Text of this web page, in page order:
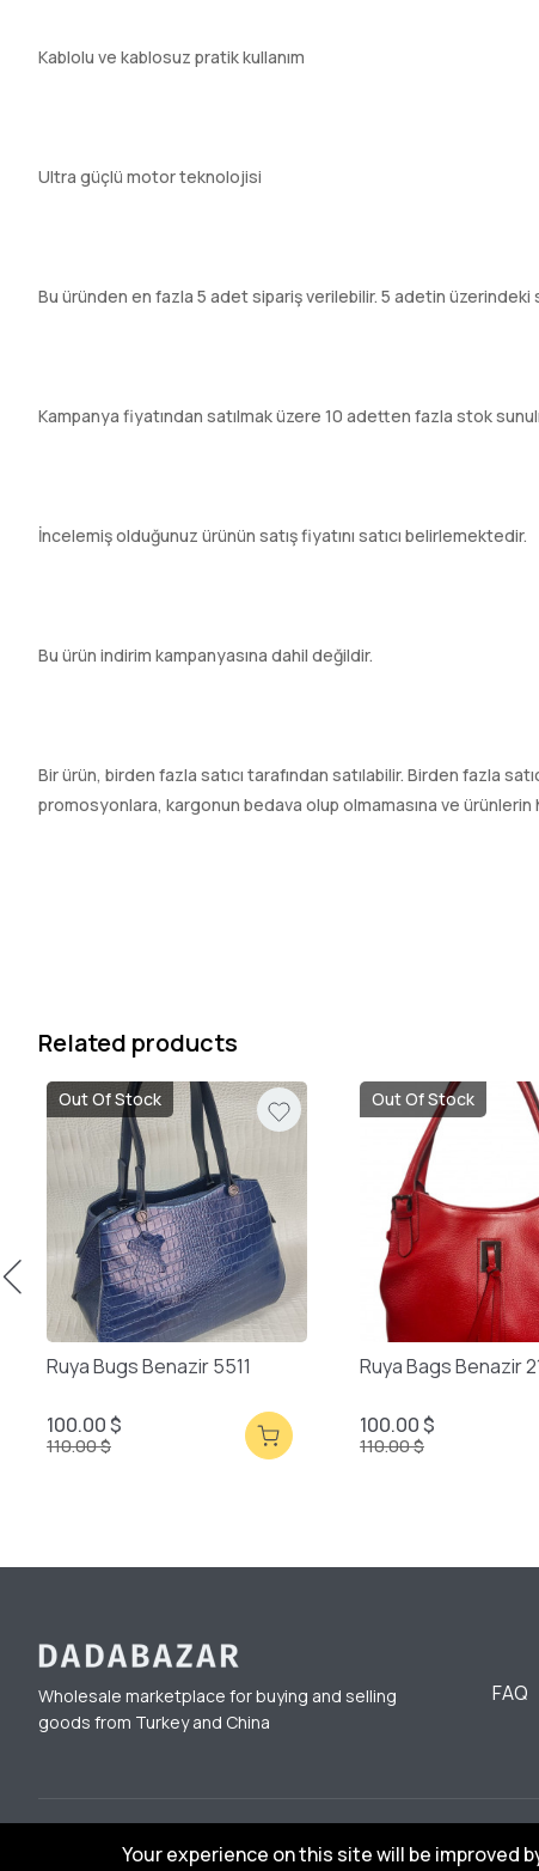
Kablolu ve kablosuz pratik kullanım
Ultra güçlü motor teknolojisi
Bu üründen en fazla 5 adet sipariş verilebilir. 5 adetin üzerindeki
Kampanya fiyatından satılmak üzere 10 adetten fazla stok
İncelemiş olduğunuz ürünün satış fiyatını satıcı belirlemektedir.
Bu ürün indirim kampanyasına dahil değildir.
Bir ürün, birden fazla satıcı tarafından satılabilir. Birden fazla
promosyonlara, kargonun bedava olup olmamasına ve
Related products
Out Of Stock
Ruya Bugs Benazir 5511
100.00 $
110.00 $
Out Of Stock
Ruya Bags Benazir
100.00 $
110.00 $
Wholesale marketplace for buying and selling
goods from Turkey and China
FAQ
© 2023 DadaBazar. All Rights Reserved.
Your experience on this site will be improved